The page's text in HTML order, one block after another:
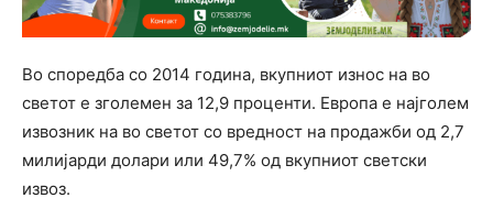
Во споредба со 2014 година, вкупниот износ на во
светот е зголемен за 12,9 проценти. Европа е најголем
извозник на во светот со вредност на продажби од 2,7
милијарди долари или 49,7% од вкупниот светски
извоз.